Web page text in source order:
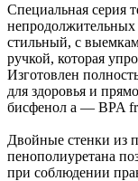
Специальная серия
стильный, с
ручкой, которая
Изготовлен
для здоровья и
бисфенол а — BPA
Двойные стенки из
пенополиуретана
при соблюдении